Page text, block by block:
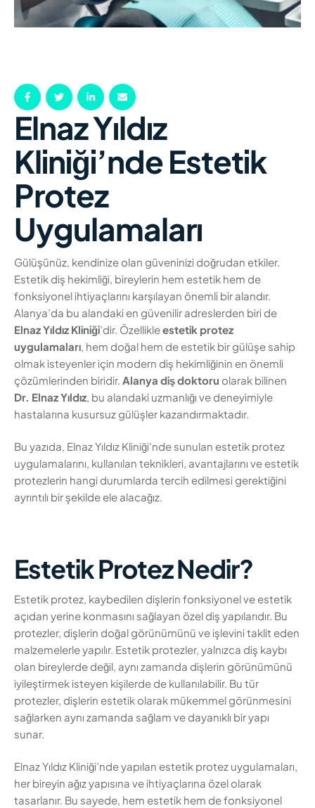
Elnaz Yıldız
Kliniği’nde Estetik
Protez
Uygulamaları
Gülüşünüz, kendinize olan güveninizi doğrudan etkiler.
Estetik diş hekimliği, bireylerin hem estetik hem de
fonksiyonel ihtiyaçlarını karşılayan önemli bir alandır.
Alanya’da bu alandaki en güvenilir adreslerden biri de
Elnaz Yıldız Kliniği’dir. Özellikleestetik protez
uygulamaları , hem doğal hem de estetik bir gülüşe sahip
olmak isteyenler için modern diş hekimliğinin en önemli
çözümlerinden biridir. Alanya diş doktoru olarak bilinen
Dr. Elnaz Yıldız , bu alandaki uzmanlığı ve deneyimiyle
hastalarına kusursuz gülüşler kazandırmaktadır.
Bu yazıda, Elnaz Yıldız Kliniği’nde sunulan estetik protez
uygulamalarını, kullanılan teknikleri, avantajlarını ve estetik
protezlerin hangi durumlarda tercih edilmesi gerektiğini
ayrıntılı bir şekilde ele alacağız.
Estetik Protez Nedir?
Estetik protez, kaybedilen dişlerin fonksiyonel ve estetik
açıdan yerine konmasını sağlayan özel diş yapılarıdır. Bu
protezler, dişlerin doğal görünümünü ve işlevini taklit eden
malzemelerle yapılır. Estetik protezler, yalnızca diş kaybı
olan bireylerde değil, aynı zamanda dişlerin görünümünü
iyileştirmek isteyen kişilerde de kullanılabilir. Bu tür
protezler, dişlerin estetik olarak mükemmel görünmesini
sağlarken aynı zamanda sağlam ve dayanıklı bir yapı
sunar.
Elnaz Yıldız Kliniği’nde yapılan estetik protez uygulamaları,
her bireyin ağız yapısına ve ihtiyaçlarına özel olarak
tasarlanır. Bu sayede, hem estetik hem de fonksiyonel